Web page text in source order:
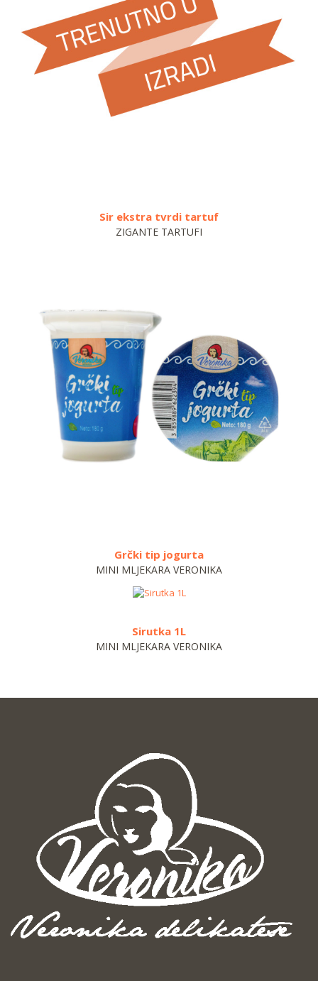
Sir ekstra tvrdi tartuf
Grčki tip jogurta
MINI MLJEKARA VERONIKA
MINI MLJEKARA VERONIKA